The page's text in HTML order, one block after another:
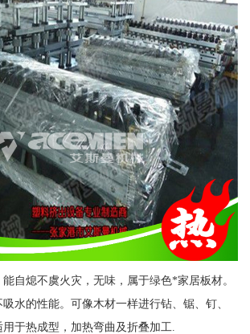
自熄不虞火灾，无味，属于绿色*家居板材。
水的性能。可像木材一样进行钻、锯、钉、
于热成型，加热弯曲及折叠加工.